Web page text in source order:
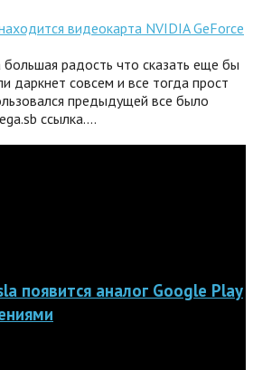
видеокарта NVIDIA GeForce
большая радость что сказать еще бы
даркнет совсем и все тогда прост
предыдущей все было
ссылка.…
появится аналог Google Play